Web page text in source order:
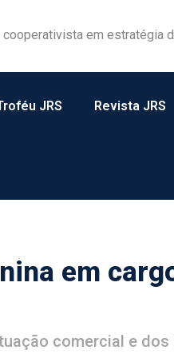
em estratégia
rendem
JRS Revista JRS
em
comercial e